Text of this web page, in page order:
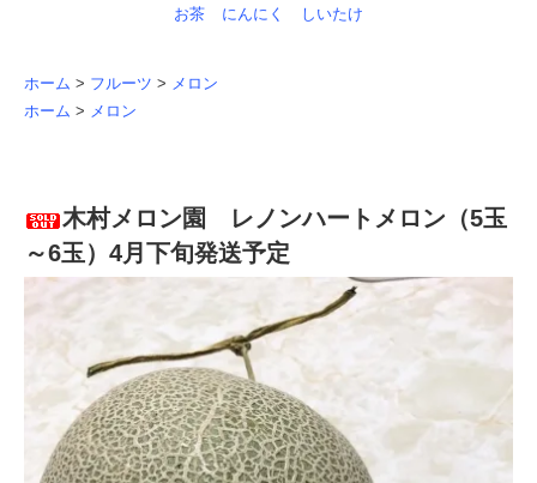
お茶 にんにく しいたけ
ホーム > フルーツ > メロン
ホーム > メロン
木村メロン園 レノンハートメロン（5玉
～6玉）4月下旬発送予定